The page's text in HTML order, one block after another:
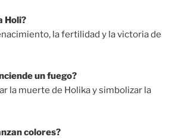
Holi?
la fertilidad y la victoria de
un fuego?
la muerte de Holika y simbolizar la
colores?